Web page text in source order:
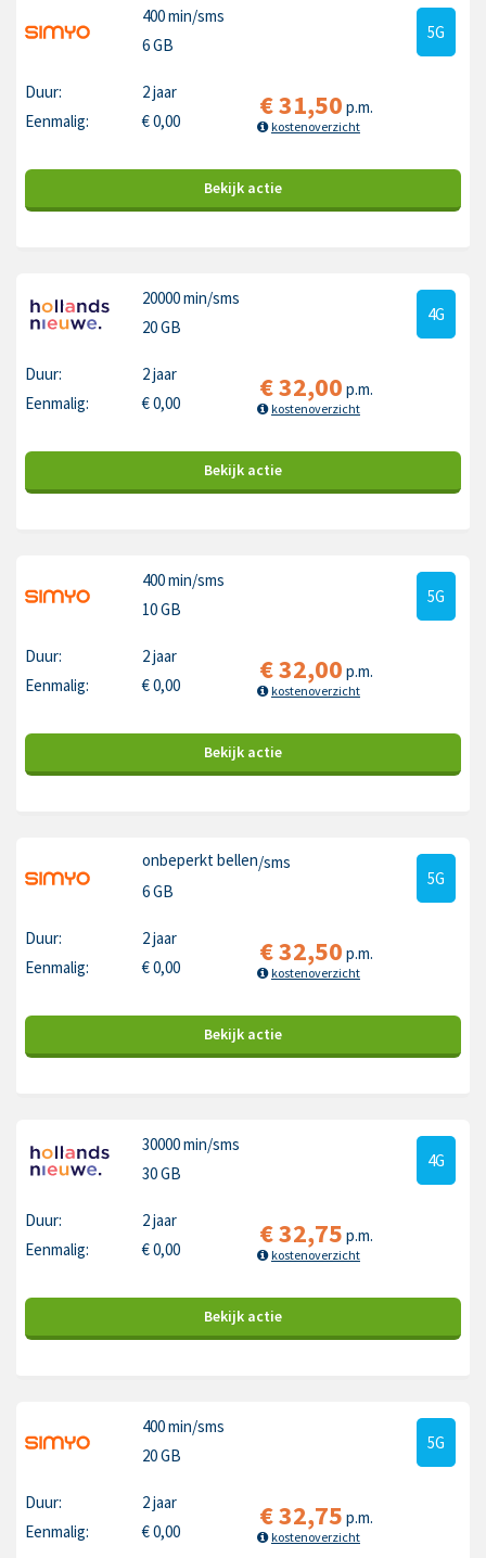
400 min/sms
6 GB
5G
Duur:
2 jaar
Eenmalig:
€0,00 €31,50 p.m.
kostenoverzicht
Bekijk actie
20000 min/sms
20 GB
4G
Duur:
2 jaar
Eenmalig:
€0,00 €32,00 p.m.
kostenoverzicht
Bekijk actie
400 min/sms
10 GB
5G
Duur:
2 jaar
Eenmalig:
€0,00 €32,00 p.m.
kostenoverzicht
Bekijk actie
onbeperkt bellen/sms
6 GB
5G
Duur:
2 jaar
Eenmalig:
€0,00 €32,50 p.m.
kostenoverzicht
Bekijk actie
30000 min/sms
30 GB
4G
Duur:
2 jaar
Eenmalig:
€0,00 €32,75 p.m.
kostenoverzicht
Bekijk actie
400 min/sms
20 GB
5G
Duur:
2 jaar
Eenmalig:
€0,00 €32,75 p.m.
kostenoverzicht